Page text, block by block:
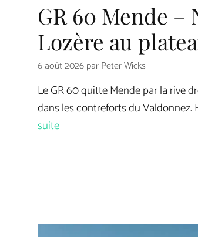
GR 60 Mende –
Lozère au
6 août 2026parPeter Wicks
Le GR 60 quitte Mende par la rive
dans les contreforts du Valdonnez.
suite